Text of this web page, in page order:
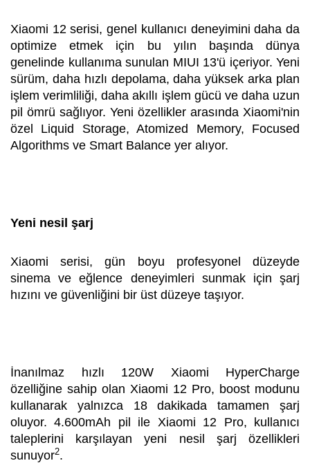
Xiaomi 12 serisi, genel kullanıcı deneyimini daha da
optimize etmek için bu yılın başında dünya
genelinde kullanıma sunulan MIUI 13'ü içeriyor. Yeni
sürüm, daha hızlı depolama, daha yüksek arka plan
işlem verimliliği, daha akıllı işlem gücü ve daha uzun
pil ömrü sağlıyor. Yeni özellikler arasında Xiaomi'nin
özel Liquid Storage, Atomized Memory, Focused
Algorithms ve Smart Balance yer alıyor.
Yeni nesil şarj
Xiaomi serisi, gün boyu profesyonel düzeyde
sinema ve eğlence deneyimleri sunmak için şarj
hızını ve güvenliğini bir üst düzeye taşıyor.
İnanılmaz hızlı 120W Xiaomi HyperCharge
özelliğine sahip olan Xiaomi 12 Pro, boost modunu
kullanarak yalnızca 18 dakikada tamamen şarj
oluyor. 4.600mAh pil ile Xiaomi 12 Pro, kullanıcı
taleplerini karşılayan yeni nesil şarj özellikleri
sunuyor2.